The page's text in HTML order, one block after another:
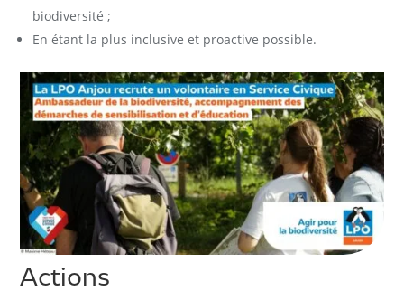
biodiversité ;
En étant la plus inclusive et proactive possible.
Actions